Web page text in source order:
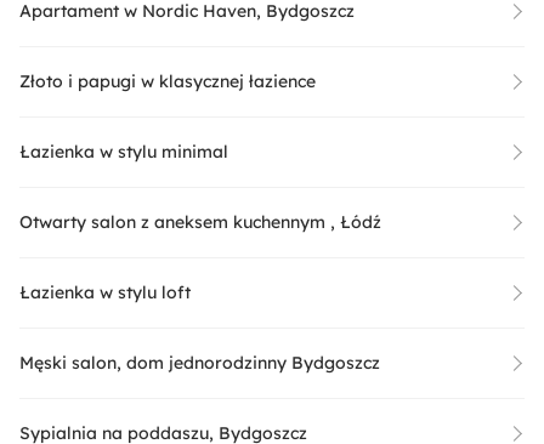
Apartament w Nordic Haven, Bydgoszcz
Złoto i papugi w klasycznej łazience
Łazienka w stylu minimal
Otwarty salon z aneksem kuchennym , Łódź
Łazienka w stylu loft
Męski salon, dom jednorodzinny Bydgoszcz
Sypialnia na poddaszu, Bydgoszcz